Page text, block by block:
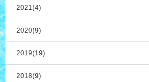
2021(4)
2020(9)
2019(19)
2018(9)